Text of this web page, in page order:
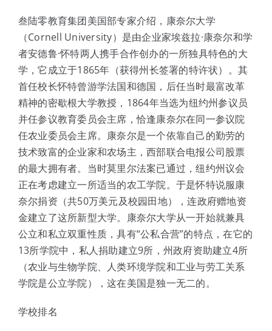
叁陆零教育集团美国部专家介绍，康奈尔大学
（Cornell University）是由企业家埃兹拉·康奈尔和学
者安德鲁·怀特两人携手合作创办的一所独具特色的大
学，它成立于1865年（获得州长签署的特许状）。其
首任校长怀特曾游学法国和德国，后任当时最富改革
精神的密歇根大学教授，1864年当选为纽约州参议员
并任参议教育委员会主席，恰逢康奈尔在同一参议院
任农业委员会主席。康奈尔是一个依靠自己的勤劳的
技术致富的企业家和农场主，西部联合电报公司股票
的最大拥有者。当时莫里尔法案已通过，纽约州议会
正在考虑建立一所适当的农工学院。于是怀特说服康
奈尔捐资（共50万美元及校园田地），连政府赠地资
金建立了这所新型大学。康奈尔大学从一开始就兼具
公立和私立双重性质，具有“公私合营”的特点，在它的
13所学院中，私人捐助建立9所，州政府资助建立4所
（农业与生物学院、人类环境学院和工业与劳工关系
学院是公立学院），这在美国是独一无二的。
学校排名